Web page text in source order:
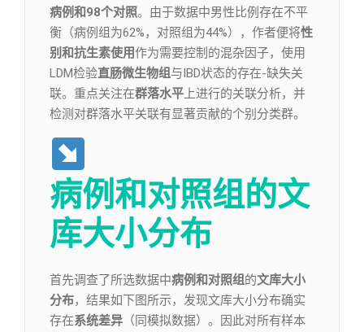
病例和98个对照。由于数据中男性比例存在不平
衡（病例组为62%，对照组为44%），作者便将性
别和抗生素使用作为需要控制的混杂因子，使用
LDM检验直肠微生物组与IBD状态的存在-缺失关
联。重点关注在群落水平 上进行的关联分析，并
检测对群落水平关联有显著贡献的个别分类群。
病例和对照组的文
库大小分布
首先调查了所选数据中病例和对照组的文库大小
分布，结果如下图所示，发现文库大小分布确实
存在系统差异 （同模拟数据）。因此对所有样本